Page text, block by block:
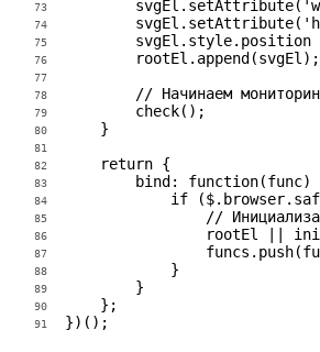
73
74
75
76
77
78
79
80
81
82
83
84
85
86
87
88
89
90
91
svgEl.style.position
        rootEl.append(svgEl);
// Начинаем
        check();
    }
    return {
bind: function(func)
if
//
rootEl ||
            }
        }
    };
})();